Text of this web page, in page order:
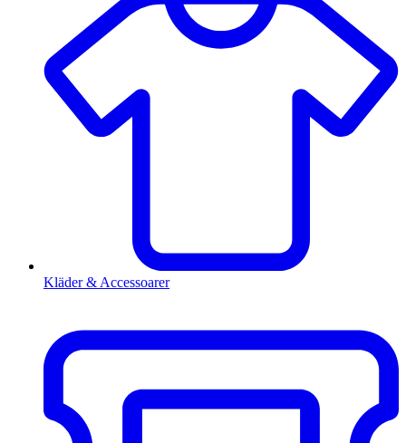
Kläder & Accessoarer